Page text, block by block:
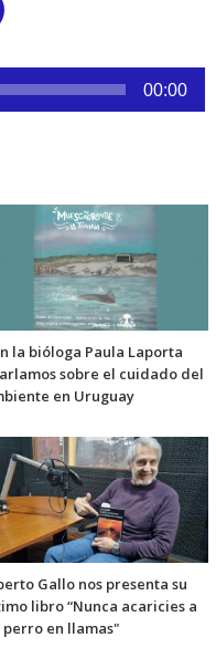
00:00
la bióloga Paula Laporta
sobre el cuidado del
en Uruguay
Gallo nos presenta su
libro “Nunca acaricies a
perro en llamas"